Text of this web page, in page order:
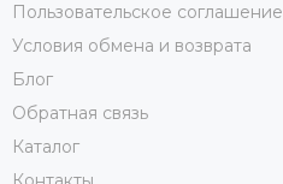
Пользовательское соглашение
Условия обмена и возврата
Блог
Обратная связь
Каталог